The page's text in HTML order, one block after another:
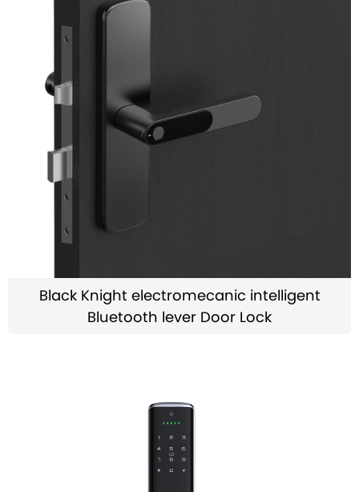
Black Knight electromecanic intelligent
Bluetooth lever Door Lock